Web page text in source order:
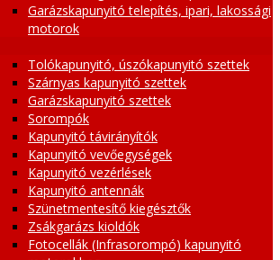
Garázskapunyitó telepítés, ipari, lakossági
motorok
Tolókapunyitó, úszókapunyitó szettek
Szárnyas kapunyitó szettek
Garázskapunyitó szettek
Sorompók
Kapunyitó távirányítók
Kapunyitó vevőegységek
Kapunyitó vezérlések
Kapunyitó antennák
Szünetmentesítő kiegésztők
Zsákgarázs kioldók
Fotocellák (Infrasorompó) kapunyitó